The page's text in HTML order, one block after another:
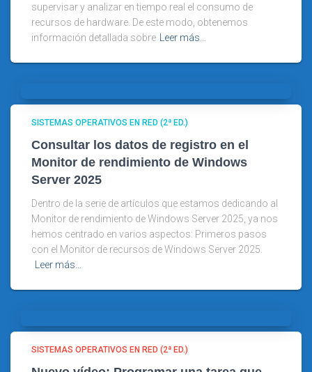
supervisar y analizar en tiempo real el consumo de
recursos de hardware. De este modo, obtenemos
información detallada sobre Leer más…
SISTEMAS OPERATIVOS EN RED (2ª ED.)
Consultar los datos de registro en el
Monitor de rendimiento de Windows
Server 2025
Dentro de la serie de artículos que estamos dedicando al
Monitor de rendimiento de Windows Server 2025, ya nos
hemos centrado en varios aspectos: Primeros pasos
con el Monitor de recursos de Windows Server 2025.
Leer más…
SISTEMAS OPERATIVOS EN RED (2ª ED.)